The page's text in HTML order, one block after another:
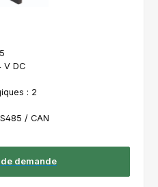
V DC
: 2
/ CAN
demande